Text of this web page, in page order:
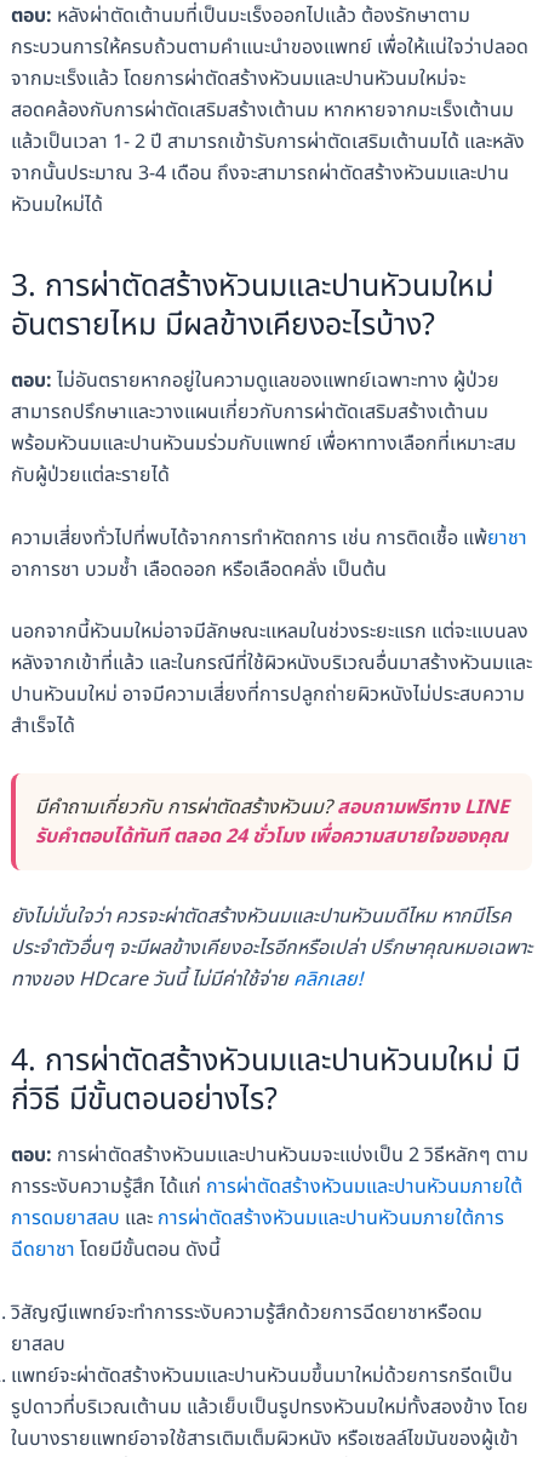
ตอบ: หลังผ่าตัดเต้านมที่เป็นมะเร็งออกไปแล้ว ต้องรักษาตาม
กระบวนการให้ครบถ้วนตามคำแนะนำของแพทย์ เพื่อให้แน่ใจว่าปลอด
จากมะเร็งแล้ว โดยการผ่าตัดสร้างหัวนมและปานหัวนมใหม่จะ
สอดคล้องกับการผ่าตัดเสริมสร้างเต้านม หากหายจากมะเร็งเต้านม
แล้วเป็นเวลา 1- 2 ปี สามารถเข้ารับการผ่าตัดเสริมเต้านมได้ และหลัง
จากนั้นประมาณ 3-4 เดือน ถึงจะสามารถผ่าตัดสร้างหัวนมและปาน
หัวนมใหม่ได้
3. การผ่าตัดสร้างหัวนมและปานหัวนมใหม่
อันตรายไหม มีผลข้างเคียงอะไรบ้าง?
ตอบ: ไม่อันตรายหากอยู่ในความดูแลของแพทย์เฉพาะทาง ผู้ป่วย
สามารถปรึกษาและวางแผนเกี่ยวกับการผ่าตัดเสริมสร้างเต้านม
พร้อมหัวนมและปานหัวนมร่วมกับแพทย์ เพื่อหาทางเลือกที่เหมาะสม
กับผู้ป่วยแต่ละรายได้
ความเสี่ยงทั่วไปที่พบได้จากการทำหัตถการ เช่น การติดเชื้อ แพ้ยาชา
อาการชา บวมช้ำ เลือดออก หรือเลือดคลั่ง เป็นต้น
นอกจากนี้หัวนมใหม่อาจมีลักษณะแหลมในช่วงระยะแรก แต่จะแบนลง
หลังจากเข้าที่แล้ว และในกรณีที่ใช้ผิวหนังบริเวณอื่นมาสร้างหัวนมและ
ปานหัวนมใหม่ อาจมีความเสี่ยงที่การปลูกถ่ายผิวหนังไม่ประสบความ
สำเร็จได้
มีคำถามเกี่ยวกับ การผ่าตัดสร้างหัวนม?สอบถามฟรีทาง LINE
รับคำตอบได้ทันที ตลอด 24 ชั่วโมง เพื่อความสบายใจของคุณ
ยังไม่มั่นใจว่า ควรจะผ่าตัดสร้างหัวนมและปานหัวนมดีไหม หากมีโรค
ประจำตัวอื่นๆ จะมีผลข้างเคียงอะไรอีกหรือเปล่า ปรึกษาคุณหมอเฉพาะ
ทางของ HDcare วันนี้ ไม่มีค่าใช้จ่ายคลิกเลย!
4. การผ่าตัดสร้างหัวนมและปานหัวนมใหม่ มี
กี่วิธี มีขั้นตอนอย่างไร?
ตอบ: การผ่าตัดสร้างหัวนมและปานหัวนมจะแบ่งเป็น 2 วิธีหลักๆ ตาม
การระงับความรู้สึก ได้แก่ การผ่าตัดสร้างหัวนมและปานหัวนมภายใต้
การดมยาสลบ และ การผ่าตัดสร้างหัวนมและปานหัวนมภายใต้การ
ฉีดยาชา โดยมีขั้นตอน ดังนี้
วิสัญญีแพทย์จะทำการระงับความรู้สึกด้วยการฉีดยาชาหรือดม
ยาสลบ
แพทย์จะผ่าตัดสร้างหัวนมและปานหัวนมขึ้นมาใหม่ด้วยการกรีดเป็น
รูปดาวที่บริเวณเต้านม แล้วเย็บเป็นรูปทรงหัวนมใหม่ทั้งสองข้าง โดย
ในบางรายแพทย์อาจใช้สารเติมเต็มผิวหนัง หรือเซลล์ไขมันของผู้เข้า